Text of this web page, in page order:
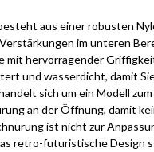
aus einer robusten
im unteren
mit hervorragender
und wasserdicht, damit
sich um ein Modell
an der Öffnung, damit
ist nicht zur
retro-futuristische Design